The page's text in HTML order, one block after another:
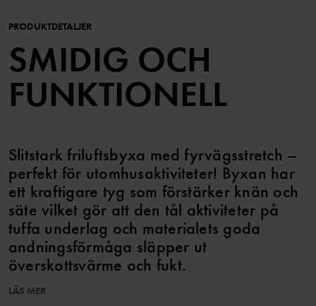
PRODUKTDETALJER
SMIDIG OCH
FUNKTIONELL
Slitstark friluftsbyxa med fyrvägsstretch –
perfekt för utomhusaktiviteter! Byxan har
ett kraftigare tyg som förstärker knän och
säte vilket gör att den tål aktiviteter på
tuffa underlag och materialets goda
andningsförmåga släpper ut
överskottsvärme och fukt.
LÄS MER